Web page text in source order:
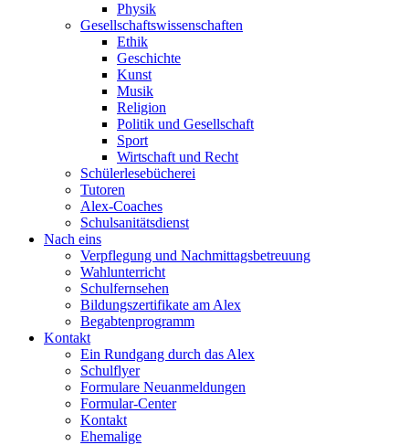
Physik
Gesellschaftswissenschaften
Ethik
Geschichte
Kunst
Musik
Religion
Politik und Gesellschaft
Sport
Wirtschaft und Recht
Schülerlesebücherei
Tutoren
Alex-Coaches
Schulsanitätsdienst
Nach eins
Verpflegung und Nachmittagsbetreuung
Wahlunterricht
Schulfernsehen
Bildungszertifikate am Alex
Begabtenprogramm
Kontakt
Ein Rundgang durch das Alex
Schulflyer
Formulare Neuanmeldungen
Formular-Center
Kontakt
Ehemalige